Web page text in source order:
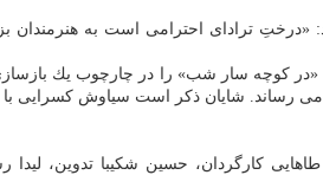
ترادای احترامی است به
«در كوچه سار شب» را در چارچوب یك
رساند. شایان ذكر است سیاوش كسرایی
طاهایی كارگردان، حسین شكیبا تدوین،